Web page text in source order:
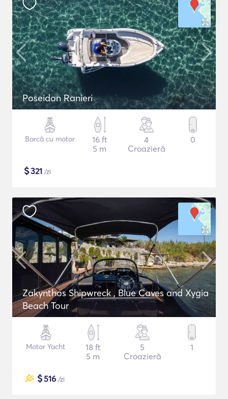
Poseidon Ranieri
Barcă cu motor
16 ft
5 m
4
Croazieră
0
$321 /zi
Zakynthos Shipwreck , Blue Caves and Xygia
Beach Tour
Motor Yacht
18 ft
5 m
5
Croazieră
1
$516 /zi